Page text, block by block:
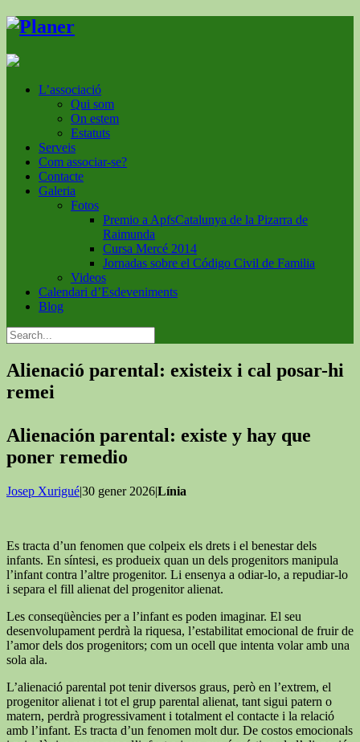
L’associació
Qui som
On estem
Estatuts
Serveis
Com associar-se?
Contacte
Galeria
Fotos
Premio a ApfsCatalunya de la Pizarra de
Raimunda
Cursa Mercé 2014
Jornadas sobre el Código Civil de Familia
Videos
Calendari d’Esdeveniments
Blog
Alienació parental: existeix i cal posar-hi
remei
Alienación parental: existe y hay que
poner remedio
Josep Xurigué|30 gener 2026|Línia
Es tracta d’un fenomen que colpeix els drets i el benestar dels
infants. En síntesi, es produeix quan un dels progenitors manipula
l’infant contra l’altre progenitor. Li ensenya a odiar-lo, a repudiar-lo
i separa el fill alienat del progenitor alienat.
Les conseqüències per a l’infant es poden imaginar. El seu
desenvolupament perdrà la riquesa, l’estabilitat emocional de fruir de
l’amor dels dos progenitors; com un ocell que intenta volar amb una
sola ala.
L’alienació parental pot tenir diversos graus, però en l’extrem, el
progenitor alienat i tot el grup parental alienat, tant sigui patern o
matern, perdrà progressivament i totalment el contacte i la relació
amb l’infant. Es tracta d’un fenomen molt dur. De costos emocionals